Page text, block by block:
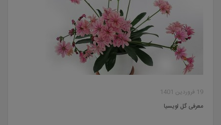
19 فروردین 1401
معرفی گل لویسیا